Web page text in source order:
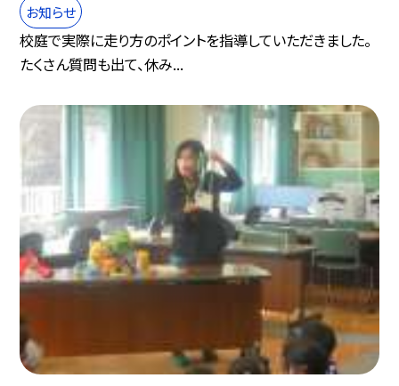
お知らせ
校庭で実際に走り方のポイントを指導していただきました。
たくさん質問も出て、休み...